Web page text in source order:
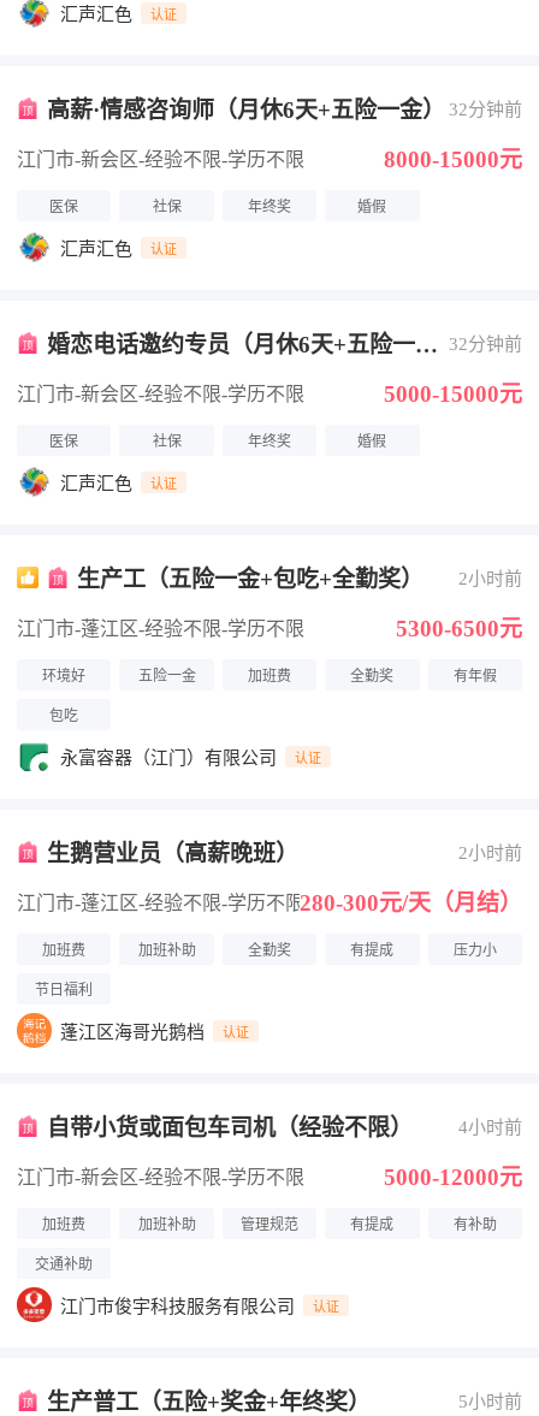
汇声汇色 认证
高薪·情感咨询师（月休6天+五险一金） 32分钟前
江门市-新会区-经验不限-学历不限 8000-15000元
医保 社保 年终奖 婚假
汇声汇色 认证
婚恋电话邀约专员（月休6天+五险一
32分钟前
江门市-新会区-经验不限-学历不限 5000-15000元
医保 社保 年终奖 婚假
汇声汇色 认证
生产工（五险一金+包吃+全勤奖） 2小时前
江门市-蓬江区-经验不限-学历不限 5300-6500元
环境好 五险一金 加班费 全勤奖 有年假
包吃
永富容器（江门）有限公司 认证
生鹅营业员（高薪晚班） 2小时前
江门市-蓬江区-经验不限-学历不限280-300元/天（月结）
加班费 加班补助 全勤奖 有提成 压力小
节日福利
蓬江区海哥光鹅档 认证
自带小货或面包车司机（经验不限） 4小时前
江门市-新会区-经验不限-学历不限 5000-12000元
加班费 加班补助 管理规范 有提成 有补助
交通补助
江门市俊宇科技服务有限公司 认证
生产普工（五险+奖金+年终奖） 5小时前